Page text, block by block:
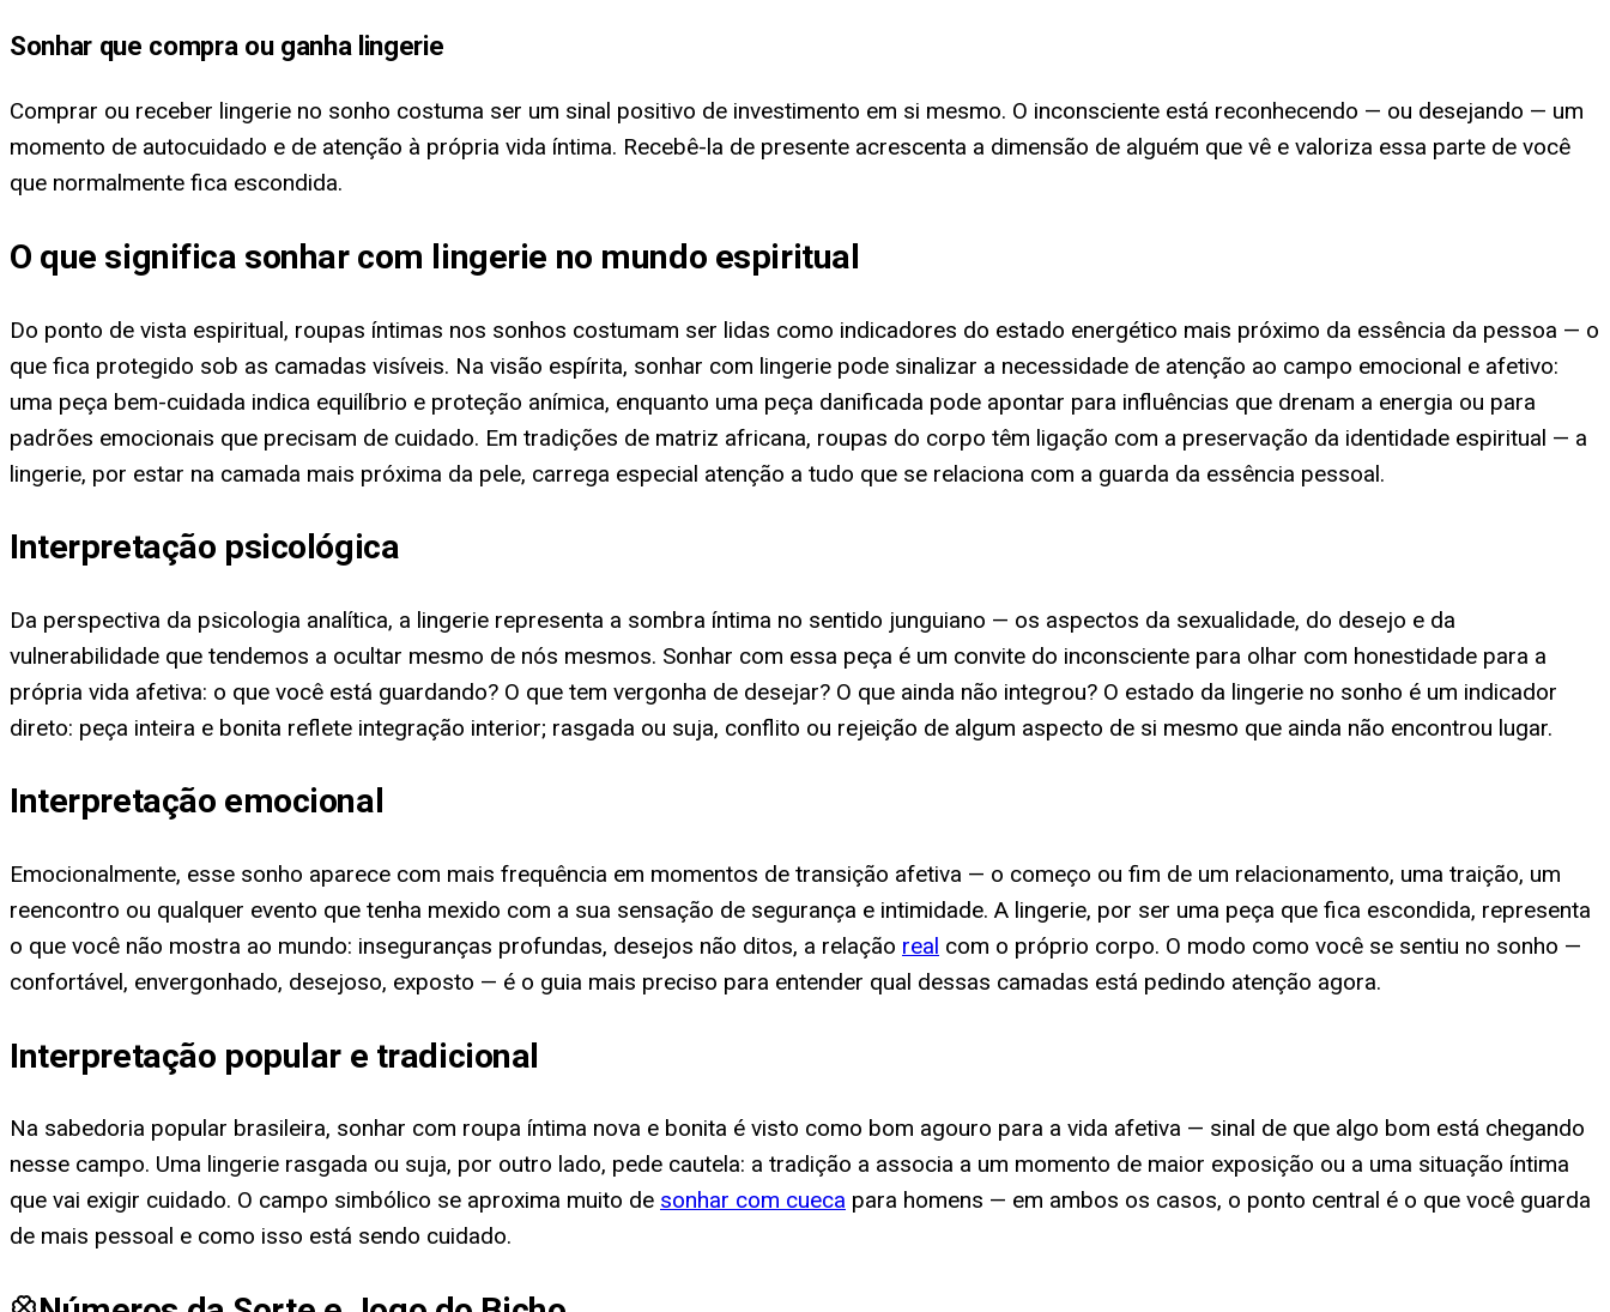
Sonhar que compra ou ganha lingerie
Comprar ou receber lingerie no sonho costuma ser um sinal positivo de investimento em si mesmo. O inconsciente está reconhecendo — ou desejando — um
momento de autocuidado e de atenção à própria vida íntima. Recebê-la de presente acrescenta a dimensão de alguém que vê e valoriza essa parte de você
que normalmente fica escondida.
O que significa sonhar com lingerie no mundo espiritual
Do ponto de vista espiritual, roupas íntimas nos sonhos costumam ser lidas como indicadores do estado energético mais próximo da essência da pessoa — o
que fica protegido sob as camadas visíveis. Na visão espírita, sonhar com lingerie pode sinalizar a necessidade de atenção ao campo emocional e afetivo:
uma peça bem-cuidada indica equilíbrio e proteção anímica, enquanto uma peça danificada pode apontar para influências que drenam a energia ou para
padrões emocionais que precisam de cuidado. Em tradições de matriz africana, roupas do corpo têm ligação com a preservação da identidade espiritual — a
lingerie, por estar na camada mais próxima da pele, carrega especial atenção a tudo que se relaciona com a guarda da essência pessoal.
Interpretação psicológica
Da perspectiva da psicologia analítica, a lingerie representa a sombra íntima no sentido junguiano — os aspectos da sexualidade, do desejo e da
vulnerabilidade que tendemos a ocultar mesmo de nós mesmos. Sonhar com essa peça é um convite do inconsciente para olhar com honestidade para a
própria vida afetiva: o que você está guardando? O que tem vergonha de desejar? O que ainda não integrou? O estado da lingerie no sonho é um indicador
direto: peça inteira e bonita reflete integração interior; rasgada ou suja, conflito ou rejeição de algum aspecto de si mesmo que ainda não encontrou lugar.
Interpretação emocional
Emocionalmente, esse sonho aparece com mais frequência em momentos de transição afetiva — o começo ou fim de um relacionamento, uma traição, um
reencontro ou qualquer evento que tenha mexido com a sua sensação de segurança e intimidade. A lingerie, por ser uma peça que fica escondida, representa
o que você não mostra ao mundo: inseguranças profundas, desejos não ditos, a relação real com o próprio corpo. O modo como você se sentiu no sonho —
confortável, envergonhado, desejoso, exposto — é o guia mais preciso para entender qual dessas camadas está pedindo atenção agora.
Interpretação popular e tradicional
Na sabedoria popular brasileira, sonhar com roupa íntima nova e bonita é visto como bom agouro para a vida afetiva — sinal de que algo bom está chegando
nesse campo. Uma lingerie rasgada ou suja, por outro lado, pede cautela: a tradição a associa a um momento de maior exposição ou a uma situação íntima
que vai exigir cuidado. O campo simbólico se aproxima muito de sonhar com cueca para homens — em ambos os casos, o ponto central é o que você guarda
de mais pessoal e como isso está sendo cuidado.